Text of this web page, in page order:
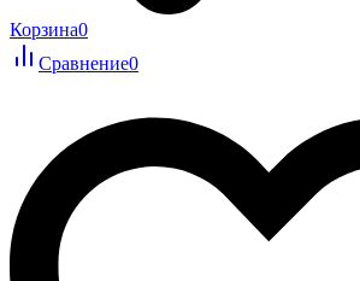
Корзина0
Сравнение0